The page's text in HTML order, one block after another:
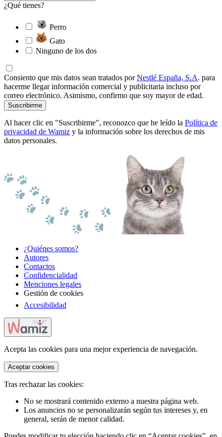
¿Qué tienes?
Perro
Gato
Ninguno de los dos
Consiento que mis datos sean tratados porNestlé España, S.A. para
hacerme llegar información comercial y publicitaria incluso por
correo electrónico. Asimismo, confirmo que soy mayor de edad.
Suscribirme
Al hacer clic en "Suscribirme", reconozco que he leído la Política de
privacidad de Wamiz y la información sobre los derechos de mis
datos personales.
¿Quiénes somos?
Autores
Contactos
Confidencialidad
Menciones legales
Gestión de cookies
Accesibilidad
Acepta las cookies para una mejor experiencia de navegación.
Aceptar cookies
Tras rechazar las cookies:
No se mostrará contenido externo a nuestra página web.
Los anuncios no se personalizarán según tus intereses y, en
general, serán de menor calidad.